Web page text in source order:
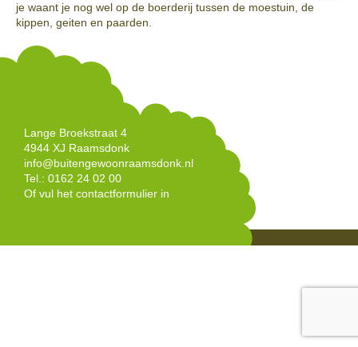
je waant je nog wel op de boerderij tussen de moestuin, de
kippen, geiten en paarden.
Lange Broekstraat 4
4944 XJ Raamsdonk
info@buitengewoonraamsdonk.nl
Tel.: 0162 24 02 00
Of vul het contactformulier in